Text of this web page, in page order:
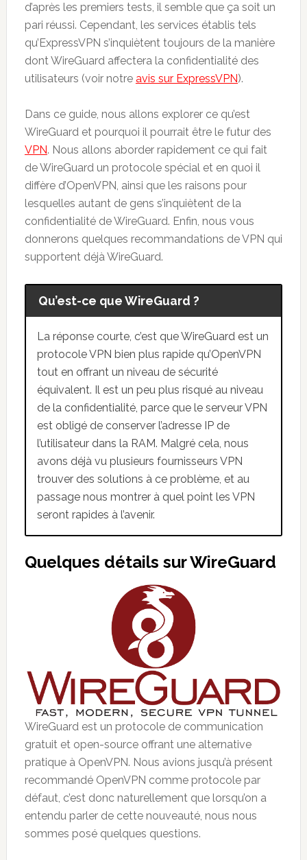
d’après les premiers tests, il semble que ça soit un
pari réussi. Cependant, les services établis tels
qu’ExpressVPN s’inquiètent toujours de la manière
dont WireGuard affectera la confidentialité des
utilisateurs (voir notre avis sur ExpressVPN).
Dans ce guide, nous allons explorer ce qu’est
WireGuard et pourquoi il pourrait être le futur des
VPN. Nous allons aborder rapidement ce qui fait
de WireGuard un protocole spécial et en quoi il
diffère d’OpenVPN, ainsi que les raisons pour
lesquelles autant de gens s’inquiètent de la
confidentialité de WireGuard. Enfin, nous vous
donnerons quelques recommandations de VPN qui
supportent déjà WireGuard.
Qu’est-ce que WireGuard ?
La réponse courte, c’est que WireGuard est un
protocole VPN bien plus rapide qu’OpenVPN
tout en offrant un niveau de sécurité
équivalent. Il est un peu plus risqué au niveau
de la confidentialité, parce que le serveur VPN
est obligé de conserver l’adresse IP de
l’utilisateur dans la RAM. Malgré cela, nous
avons déjà vu plusieurs fournisseurs VPN
trouver des solutions à ce problème, et au
passage nous montrer à quel point les VPN
seront rapides à l’avenir.
Quelques détails sur WireGuard
WireGuard est un protocole de communication
gratuit et open-source offrant une alternative
pratique à OpenVPN. Nous avions jusqu’à présent
recommandé OpenVPN comme protocole par
défaut, c’est donc naturellement que lorsqu’on a
entendu parler de cette nouveauté, nous nous
sommes posé quelques questions.